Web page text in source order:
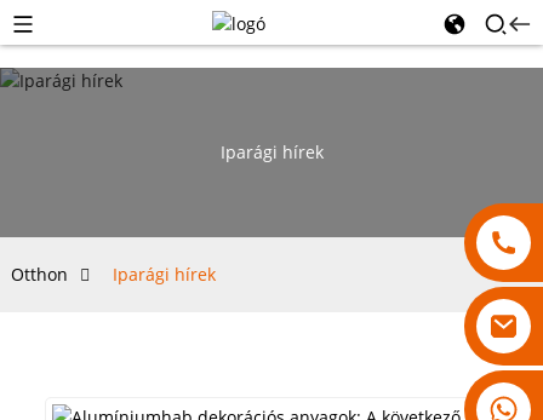
Iparági hírek
Otthon Iparági hírek